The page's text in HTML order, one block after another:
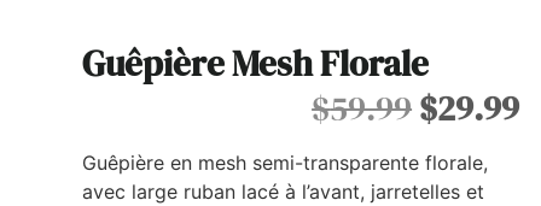
Guêpière Mesh Florale
$59.99$29.99
Guêpière en mesh semi-transparente florale,
avec large ruban lacé à l’avant, jarretelles et